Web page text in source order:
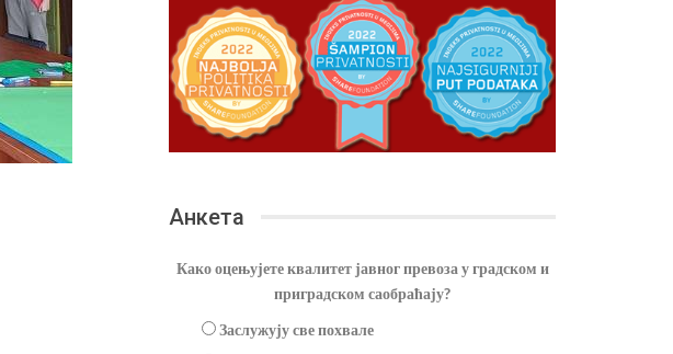
Анкета
Како оцењујете квалитет јавног превоза у градском и
приградском саобраћају?
Заслужују све похвале